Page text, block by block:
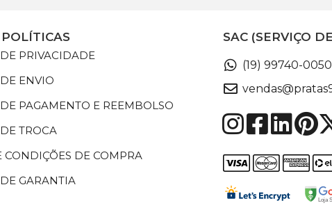
PRIVACIDADE
ENVIO
PAGAMENTO E REEMBOLSO
TROCA
CONDIÇÕES DE COMPRA
GARANTIA
SAC (SERVIÇO
(19) 99740-0050